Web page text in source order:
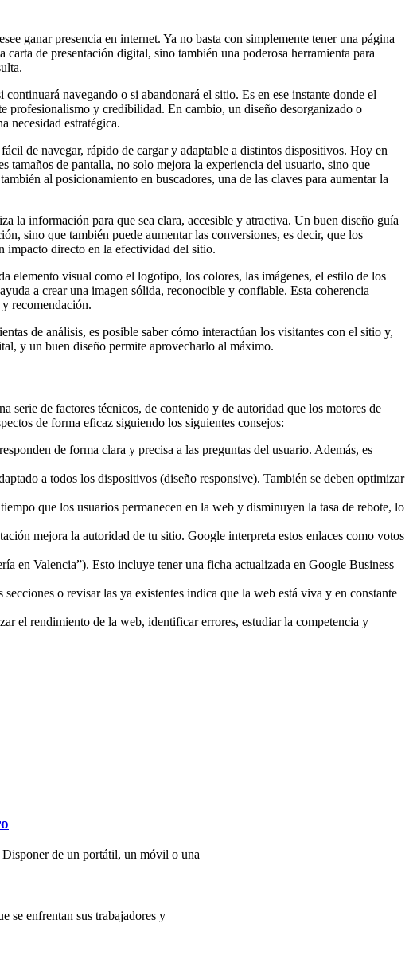
ganar presencia en internet. Ya no basta con simplemente tener una página
de presentación digital, sino también una poderosa herramienta para
navegando o si abandonará el sitio. Es en ese instante donde el
profesionalismo y credibilidad. En cambio, un diseño desorganizado o
necesidad estratégica.
de navegar, rápido de cargar y adaptable a distintos dispositivos. Hoy en
tamaños de pantalla, no solo mejora la experiencia del usuario, sino que
al posicionamiento en buscadores, una de las claves para aumentar la
la información para que sea clara, accesible y atractiva. Un buen diseño guía
sino que también puede aumentar las conversiones, es decir, que los
impacto directo en la efectividad del sitio.
elemento visual como el logotipo, los colores, las imágenes, el estilo de los
a crear una imagen sólida, reconocible y confiable. Esta coherencia
recomendación.
de análisis, es posible saber cómo interactúan los visitantes con el sitio y,
y un buen diseño permite aprovecharlo al máximo.
de factores técnicos, de contenido y de autoridad que los motores de
de forma eficaz siguiendo los siguientes consejos:
de forma clara y precisa a las preguntas del usuario. Además, es
a todos los dispositivos (diseño responsive). También se deben optimizar
que los usuarios permanecen en la web y disminuyen la tasa de rebote, lo
mejora la autoridad de tu sitio. Google interpreta estos enlaces como votos
en Valencia”). Esto incluye tener una ficha actualizada en Google Business
o revisar las ya existentes indica que la web está viva y en constante
el rendimiento de la web, identificar errores, estudiar la competencia y
Disponer de un portátil, un móvil o una
se enfrentan sus trabajadores y